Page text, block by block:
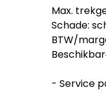
Max.
Schade:
BTW/
- Service